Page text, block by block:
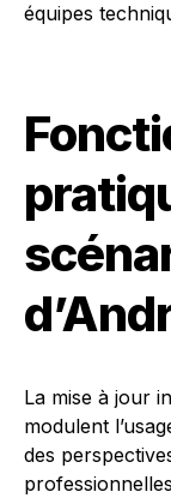
équipes
La mise à jour
modulent
des